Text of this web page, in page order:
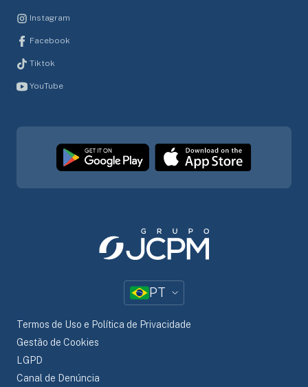
Instagram
Facebook
Tiktok
YouTube
PT
Termos de Uso e Política de Privacidade
Gestão de Cookies
LGPD
Canal de Denúncia